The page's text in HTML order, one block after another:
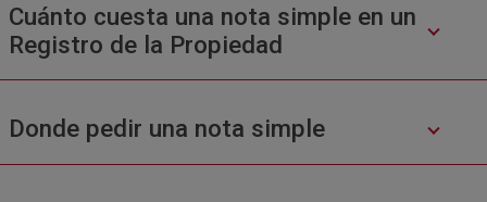
Cuánto cuesta una nota simple en un
Registro de la Propiedad
Donde pedir una nota simple